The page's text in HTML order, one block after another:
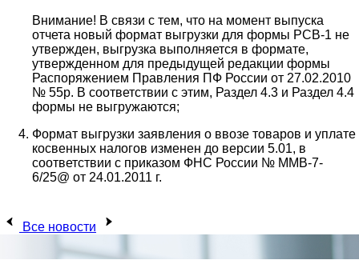
Внимание! В связи с тем, что на момент выпуска
отчета новый формат выгрузки для формы РСВ-1 не
утвержден, выгрузка выполняется в формате,
утвержденном для предыдущей редакции формы
Распоряжением Правления ПФ России от 27.02.2010
№ 55р. В соответствии с этим, Раздел 4.3 и Раздел 4.4
формы не выгружаются;
Формат выгрузки заявления о ввозе товаров и уплате
косвенных налогов изменен до версии 5.01, в
соответствии с приказом ФНС России № ММВ-7-
6/25@ от 24.01.2011 г.
Все новости